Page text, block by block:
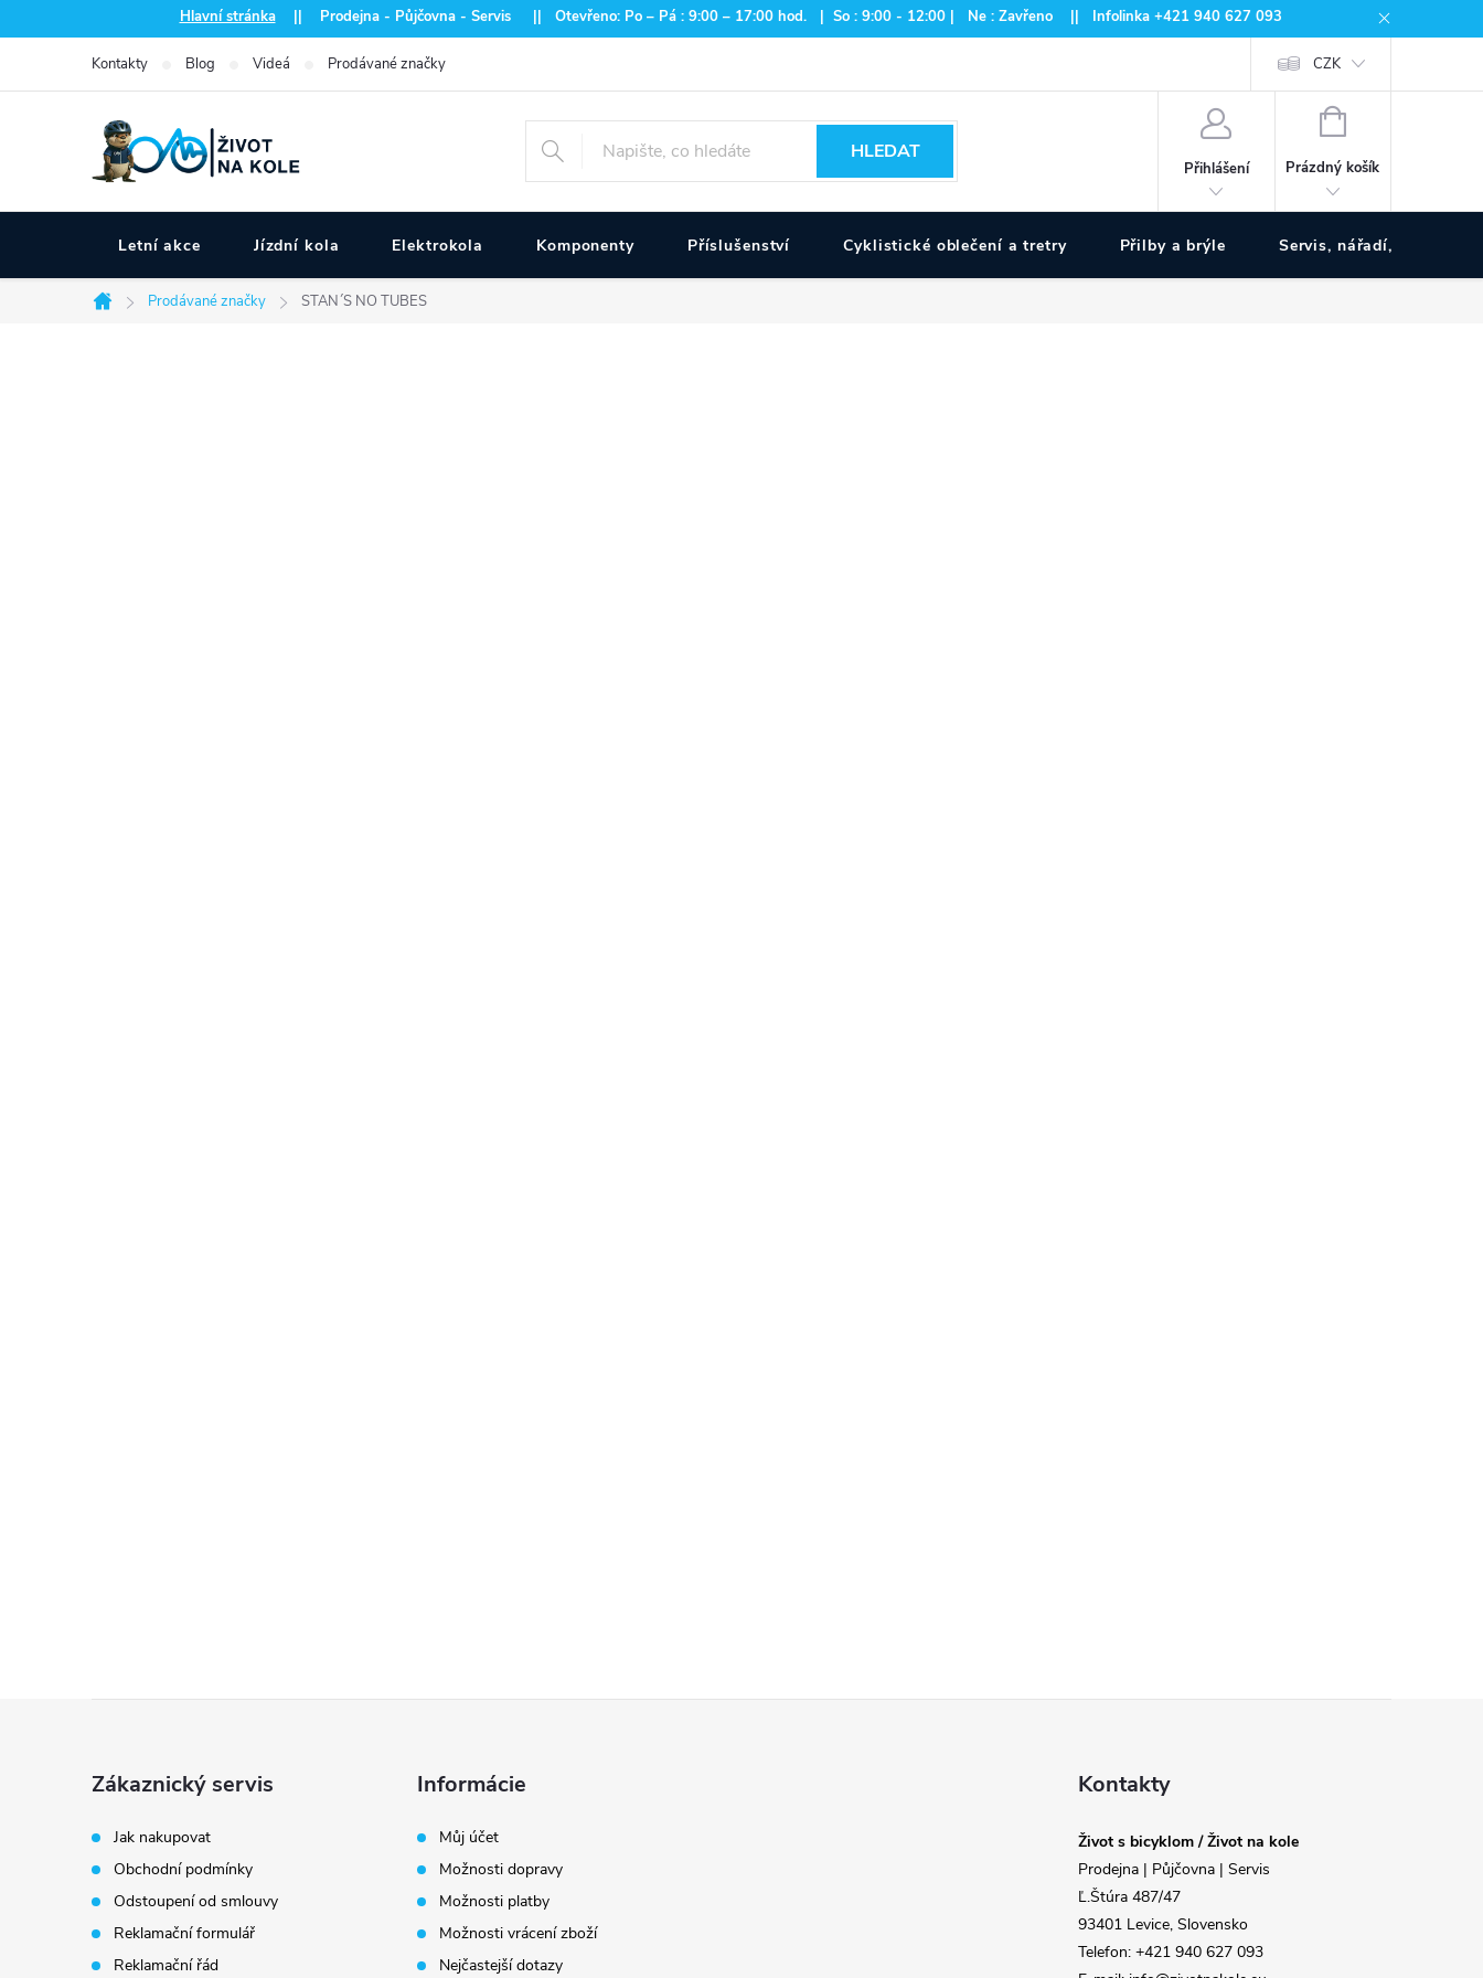
na
Hlavní stránka|| Prodejna - Půjčovna - Servis || Otevřeno: Po – Pá : 9:00 – 17:00 hod. | So : 9:00 - 12:00 | Ne : Zavřeno || Infolinka +421 940 627 093
Kontakty Blog Videá Prodávané značky CZK
HLEDAT
Přihlášení
NÁKUPNÍ
Prázdný košík
Letní akce Jízdní kola Elektrokola Komponenty Příslušenství Cyklistické oblečení a tretry Přilby a brýle Servis, nářadí, pumpy
Domů
Prodávané značky STAN´S NO TUBES
Zákaznický servis
Jak nakupovat
Obchodní podmínky
Odstoupení od smlouvy
Reklamační formulář
Reklamační řád
Informácie
Můj účet
Možnosti dopravy
Možnosti platby
Možnosti vrácení zboží
Nejčastejší dotazy
Kontakty
Život s bicyklom / Život na kole
Prodejna | Půjčovna | Servis
Ľ.Štúra 487/47
93401 Levice, Slovensko
Telefon: +421 940 627 093